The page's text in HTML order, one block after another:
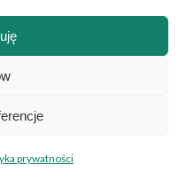
prywatności
Centrum Onkologii